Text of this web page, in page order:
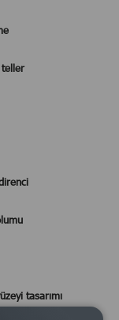
teller
tasarımı